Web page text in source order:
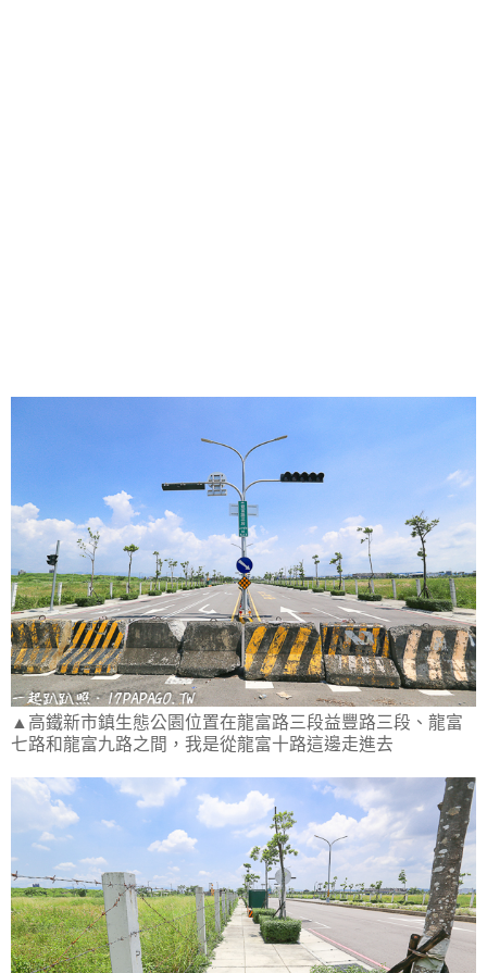
▲高鐵新市鎮生態公園位置在龍富路三段益豐路三段、龍富
七路和龍富九路之間，我是從龍富十路這邊走進去